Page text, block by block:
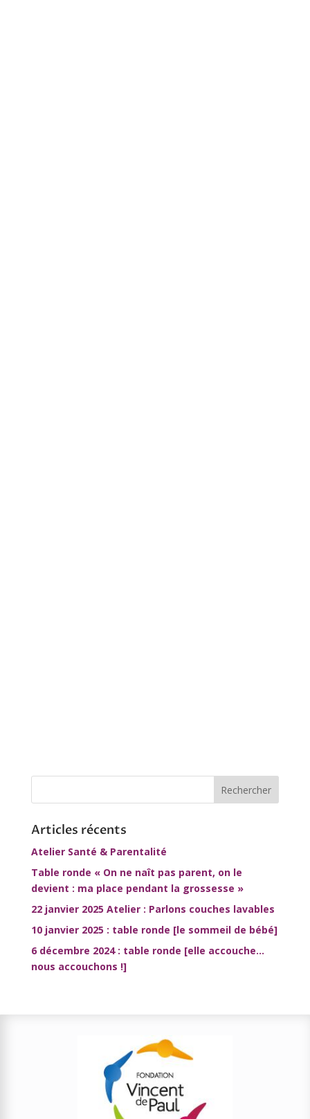
Articles récents
Atelier Santé & Parentalité
Table ronde « On ne naît pas parent, on le
devient : ma place pendant la grossesse »
22 janvier 2025 Atelier : Parlons couches lavables
10 janvier 2025 : table ronde [le sommeil de bébé]
6 décembre 2024 : table ronde [elle accouche…
nous accouchons !]